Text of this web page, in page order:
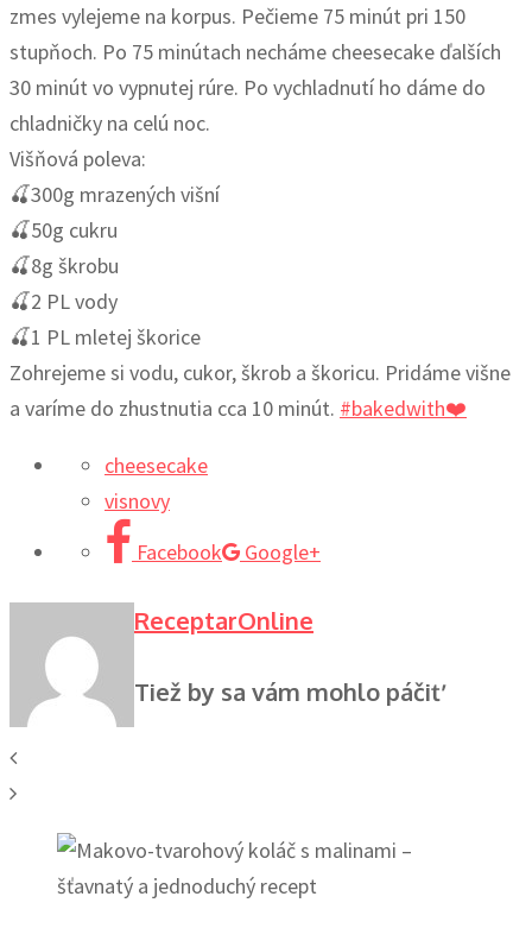
zmes vylejeme na korpus. Pečieme 75 minút pri 150
stupňoch. Po 75 minútach necháme cheesecake ďalších
30 minút vo vypnutej rúre. Po vychladnutí ho dáme do
chladničky na celú noc.
Višňová poleva:
🍒300g mrazených višní
🍒50g cukru
🍒8g škrobu
🍒2 PL vody
🍒1 PL mletej škorice
Zohrejeme si vodu, cukor, škrob a škoricu. Pridáme višne
a varíme do zhustnutia cca 10 minút. #bakedwith❤️
cheesecake
visnovy
Facebook
Google+
ReceptarOnline
Tiež by sa vám mohlo páčiť